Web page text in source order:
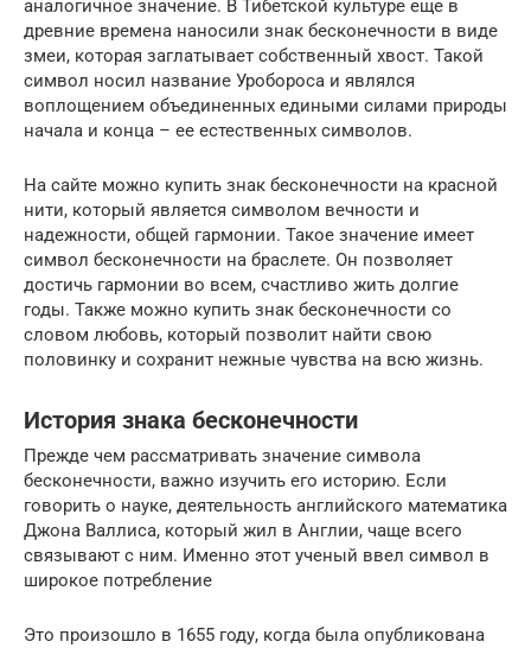
аналогичное значение. В Тибетской культуре еще в
древние времена наносили знак бесконечности в виде
змеи, которая заглатывает собственный хвост. Такой
символ носил название Уробороса и являлся
воплощением объединенных едиными силами природы
начала и конца – ее естественных символов.
На сайте можно купить знак бесконечности на красной
нити, который является символом вечности и
надежности, общей гармонии. Такое значение имеет
символ бесконечности на браслете. Он позволяет
достичь гармонии во всем, счастливо жить долгие
годы. Также можно купить знак бесконечности со
словом любовь, который позволит найти свою
половинку и сохранит нежные чувства на всю жизнь.
История знака бесконечности
Прежде чем рассматривать значение символа
бесконечности, важно изучить его историю. Если
говорить о науке, деятельность английского математика
Джона Валлиса, который жил в Англии, чаще всего
связывают с ним. Именно этот ученый ввел символ в
широкое потребление
Это произошло в 1655 году, когда была опубликована